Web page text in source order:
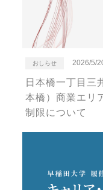
おしらせ 2026/5/
日本橋一丁目三
本橋）商業エリ
制限について